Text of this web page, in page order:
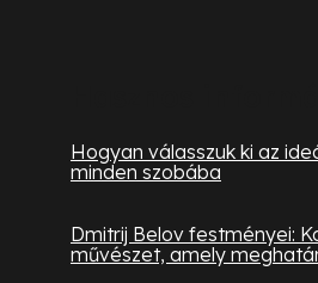
Hogyan válasszuk ki az
minden szobába
Dmitrij Belov festményei:
művészet, amely